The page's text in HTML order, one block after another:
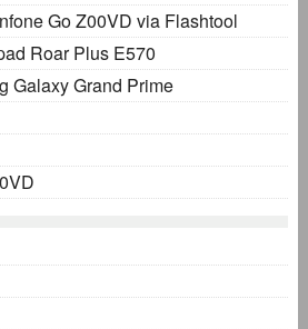
Go Z00VD via Flashtool
Roar Plus E570
Galaxy Grand Prime